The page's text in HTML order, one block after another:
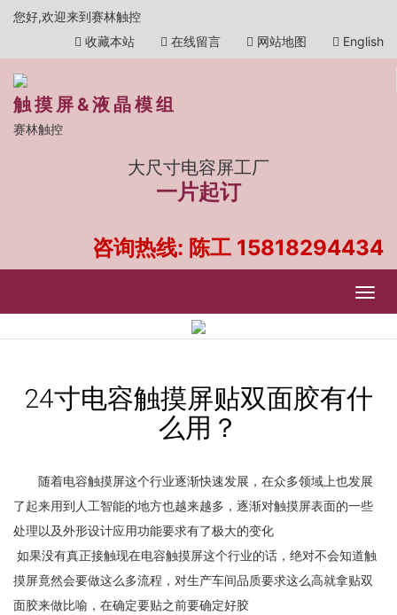
您好,欢迎来到赛林触控
收藏本站
在线留言 网站地图 English
触摸屏&液晶模组
赛林触控
大尺寸电容屏工厂
一片起订
咨询热线: 陈工 15818294434
24寸电容触摸屏贴双面胶有什
么用？
随着电容触摸屏这个行业逐渐快速发展，在众多领域上也发展
了起来用到人工智能的地方也越来越多，逐渐对触摸屏表面的一些
处理以及外形设计应用功能要求有了极大的变化
如果没有真正接触现在电容触摸屏这个行业的话，绝对不会知道触
摸屏竟然会要做这么多流程，对生产车间品质要求这么高就拿贴双
面胶来做比喻，在确定要贴之前要确定好胶